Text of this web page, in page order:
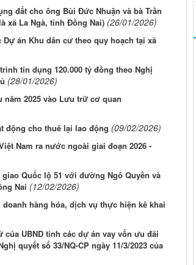
đất cho ông Bùi Đức Nhuận và bà Trần
xã La Ngà, tỉnh Đồng Nai) (26/01/2026)
án Khu dân cư theo quy hoạch tại xã
tín dụng 120.000 tỷ đồng theo Nghị
(28/01/2026)
2025 vào Lưu trữ cơ quan
động cho thuê lại lao động (09/02/2026)
Nam ra nước ngoài giai đoạn 2026 -
Quốc lộ 51 với đường Ngô Quyền và
Nai (12/02/2026)
hàng hóa, dịch vụ thực hiện kê khai
UBND tỉnh các dự án vay vốn ưu đãi
quyết số 33/NQ-CP ngày 11/3/2023 của